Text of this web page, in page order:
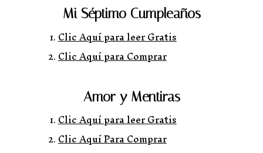
Mi Séptimo Cumpleaños
Clic Aquí para leer Gratis
Clic Aquí para Comprar
Amor y Mentiras
Clic Aquí para leer Gratis
Clic Aquí Para Comprar